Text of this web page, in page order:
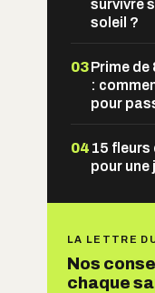
survivre
soleil ?
03Prime de
:
pour
04 15 fleurs
pour une
LA LETTRE
Nos
chaque